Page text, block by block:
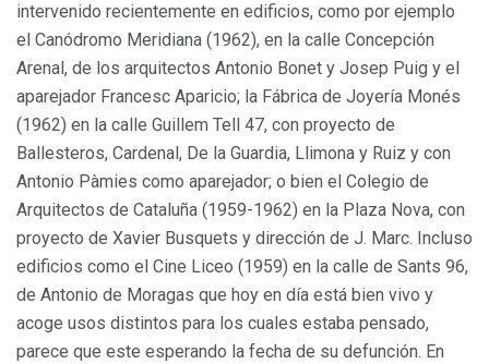
intervenido recientemente en edificios, como por ejemplo
el Canódromo Meridiana (1962), en la calle Concepción
Arenal, de los arquitectos Antonio Bonet y Josep Puig y el
aparejador Francesc Aparicio; la Fábrica de Joyería Monés
(1962) en la calle Guillem Tell 47, con proyecto de
Ballesteros, Cardenal, De la Guardia, Llimona y Ruiz y con
Antonio Pàmies como aparejador; o bien el Colegio de
Arquitectos de Cataluña (1959-1962) en la Plaza Nova, con
proyecto de Xavier Busquets y dirección de J. Marc. Incluso
edificios como el Cine Liceo (1959) en la calle de Sants 96,
de Antonio de Moragas que hoy en día está bien vivo y
acoge usos distintos para los cuales estaba pensado,
parece que este esperando la fecha de su defunción. En